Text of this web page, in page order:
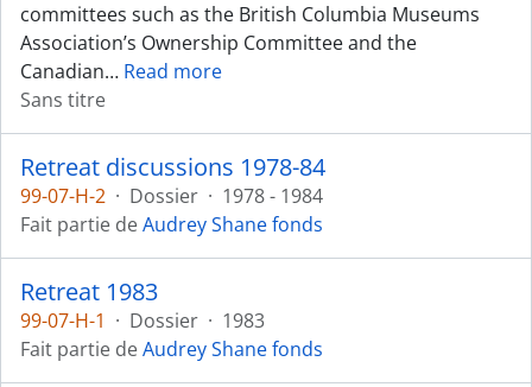
committees such as the British Columbia Museums
Association’s Ownership Committee and the
Canadian… Read more
Sans titre
Retreat discussions 1978-84
99-07-H-2 · Dossier · 1978 - 1984
Fait partie deAudrey Shane fonds
Retreat 1983
99-07-H-1 · Dossier · 1983
Fait partie deAudrey Shane fonds